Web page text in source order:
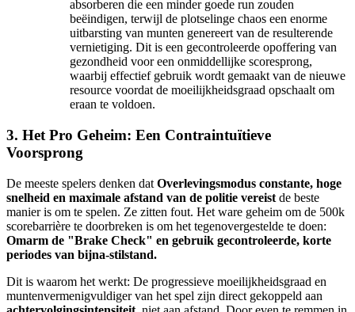
absorberen die een minder goede run zouden
beëindigen, terwijl de plotselinge chaos een enorme
uitbarsting van munten genereert van de resulterende
vernietiging. Dit is een gecontroleerde opoffering van
gezondheid voor een onmiddellijke scoresprong,
waarbij effectief gebruik wordt gemaakt van de nieuwe
resource voordat de moeilijkheidsgraad opschaalt om
eraan te voldoen.
3. Het Pro Geheim: Een Contraintuïtieve
Voorsprong
De meeste spelers denken dat Overlevingsmodus constante, hoge
snelheid en maximale afstand van de politie vereist de beste
manier is om te spelen. Ze zitten fout. Het ware geheim om de 500k
scorebarrière te doorbreken is om het tegenovergestelde te doen:
Omarm de "Brake Check" en gebruik gecontroleerde, korte
periodes van bijna-stilstand.
Dit is waarom het werkt: De progressieve moeilijkheidsgraad en
muntenvermenigvuldiger van het spel zijn direct gekoppeld aan